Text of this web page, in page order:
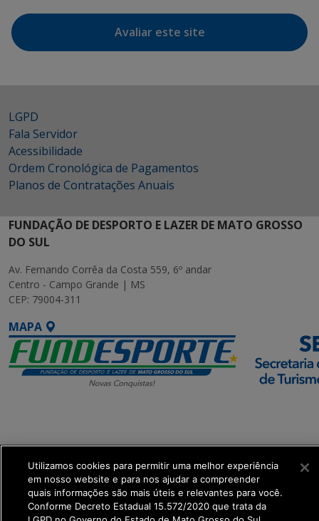
Avaliar este site
LGPD
Fala Servidor
Acessibilidade
Ordem Cronológica de Pagamentos
Planos de Contratações Anuais
FUNDAÇÃO DE DESPORTO E LAZER DE MATO GROSSO
DO SUL
Av. Fernando Corrêa da Costa 559, 6º andar
Centro - Campo Grande | MS
CEP: 79004-311
MAPA
Transformação Digital
get_footer();
Utilizamos cookies para permitir uma melhor experiência
em nosso website e para nos ajudar a compreender
quais informações são mais úteis e relevantes para você.
Conforme Decreto Estadual 15.572/2020 que trata da